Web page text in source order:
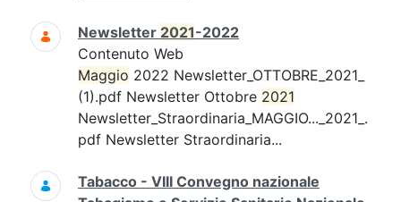
Newsletter 2021-2022
Contenuto Web
Maggio 2022 Newsletter_OTTOBRE_2021_
(1).pdf Newsletter Ottobre 2021
Newsletter_Straordinaria_MAGGIO..._2021_.
pdf Newsletter Straordinaria...
Tabacco - VIII Convegno nazionale